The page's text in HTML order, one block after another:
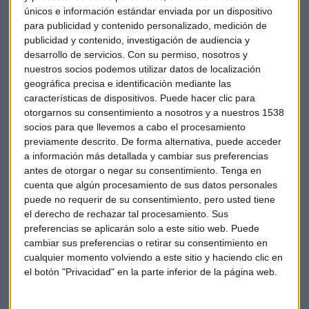
únicos e información estándar enviada por un dispositivo
para publicidad y contenido personalizado, medición de
publicidad y contenido, investigación de audiencia y
desarrollo de servicios. Con su permiso, nosotros y
nuestros socios podemos utilizar datos de localización
geográfica precisa e identificación mediante las
características de dispositivos. Puede hacer clic para
otorgarnos su consentimiento a nosotros y a nuestros 1538
socios para que llevemos a cabo el procesamiento
previamente descrito. De forma alternativa, puede acceder
a información más detallada y cambiar sus preferencias
antes de otorgar o negar su consentimiento. Tenga en
cuenta que algún procesamiento de sus datos personales
puede no requerir de su consentimiento, pero usted tiene
el derecho de rechazar tal procesamiento. Sus
preferencias se aplicarán solo a este sitio web. Puede
cambiar sus preferencias o retirar su consentimiento en
cualquier momento volviendo a este sitio y haciendo clic en
el botón "Privacidad" en la parte inferior de la página web.
desplome de los precios por la caída de la actividad"."Se va
a hablar mucho de inflacióny va a influir también en el
comportamiento de las rentabilidades del mercado
secundario", insiste.
Sin embargo, el experto aclara que "en términos reales la
situación no ha cambiado respecto a antes de la pandemia".
Explica que "hay aspectos estructurales como la tecnología,
que es deflacionista, o el envejecimiento de la población,
que influye en los precios". Por eso, repite que"a medio
plazo no deberíamos ver inflación".
Eso sí, apunta a que "con tanta liquidez y ahorro, tarde o
temprano ese dinero llegará al mercado, se pondrá en
funcionamiento, y se generará inflación, pero creemos que
esotardara en llegar".